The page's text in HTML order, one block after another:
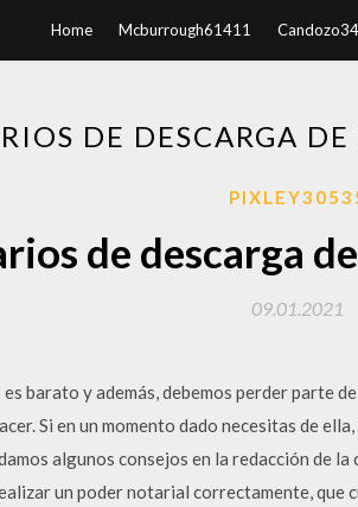
Home Mcburrough61411
DE DESCARGA
de descarga
09.01.2021
barato y además, debemos perder parte
Si en un momento dado necesitas de
algunos consejos en la redacción de
un poder notarial correctamente, que